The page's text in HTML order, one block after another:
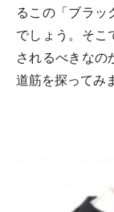
るこの「ブラッ
でしょう。そこ
されるべきなの
道筋を探ってみ